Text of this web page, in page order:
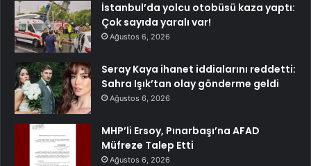
İstanbul’da yolcu otobüsü kaza yaptı:
Çok sayıda yaralı var!
Ağustos 6, 2026
Seray Kaya ihanet iddialarını reddetti:
Sahra Işık’tan olay gönderme geldi
Ağustos 6, 2026
MHP’li Ersoy, Pınarbaşı’na AFAD
Müfreze Talep Etti
Ağustos 6, 2026